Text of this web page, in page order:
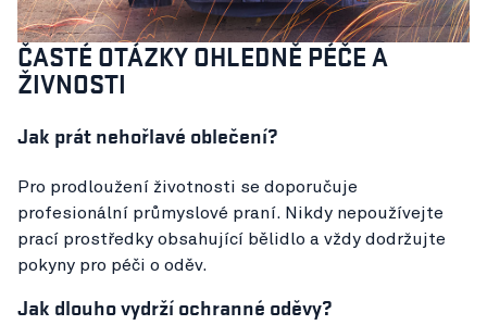
ČASTÉ OTÁZKY OHLEDNĚ PÉČE A
ŽIVNOSTI
Jak prát nehořlavé oblečení?
Pro prodloužení životnosti se doporučuje
profesionální průmyslové praní. Nikdy nepoužívejte
prací prostředky obsahující bělidlo a vždy dodržujte
pokyny pro péči o oděv.
Jak dlouho vydrží ochranné oděvy?